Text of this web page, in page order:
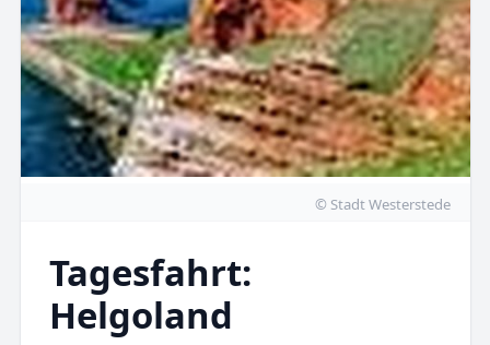
© Stadt Westerstede
Tagesfahrt:
Helgoland